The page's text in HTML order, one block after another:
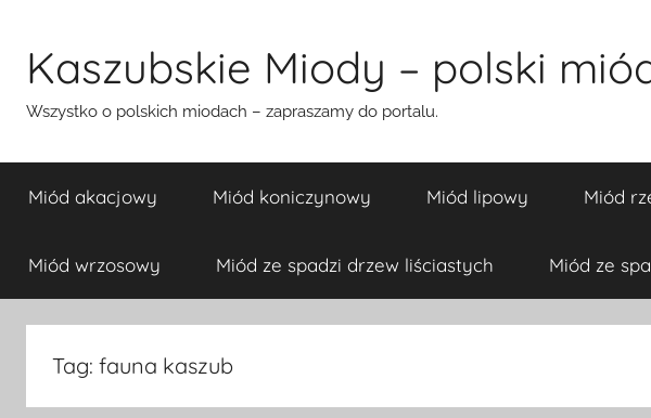
treściKaszubskie Miody – polski
Wszystko o polskich miodach – zapraszamy do portalu.
Miód akacjowy Miód koniczynowy Miód lipowy Miód
Miód wrzosowy Miód ze spadzi drzew liściastych Miód ze
Tag: fauna kaszub